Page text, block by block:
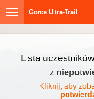
Gorce Ultra-Trail
Lista
z
Kliknij, aby